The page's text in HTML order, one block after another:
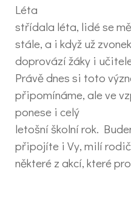
Léta
střídala léta, lidé se
stále, a i když už
doprovází žáky i
Právě dnes si toto
připomínáme, ale ve
ponese i celý
letošní školní rok.
připojíte i Vy, milí
některé z akcí, které